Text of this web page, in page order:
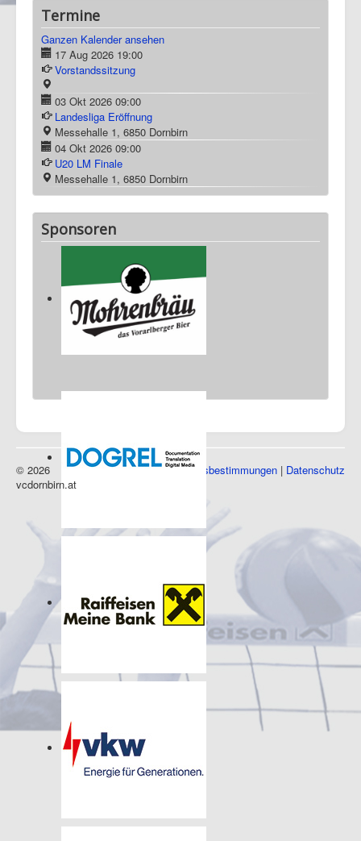
Termine
Ganzen Kalender ansehen
17 Aug 2026 19:00
Vorstandssitzung
03 Okt 2026 09:00
Landesliga Eröffnung
Messehalle 1, 6850 Dornbirn
09:00
U20 LM Finale
Messehalle 1, 6850 Dornbirn
Impressum Nutzungsbestimmungen
© 2026
vcdornbirn.at